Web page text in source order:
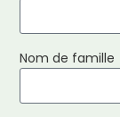
Nom de famille